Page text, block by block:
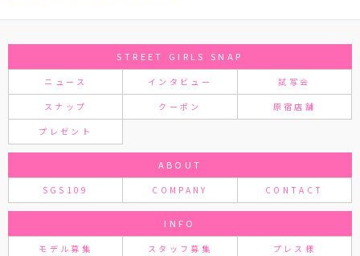
STREET GIRLS SNAP
ニュース インタビュー 試写会
スナップ クーポン 原宿店舗
プレゼント
ABOUT
SGS109 COMPANY CONTACT
INFO
モデル募集 スタッフ募集 プレス様